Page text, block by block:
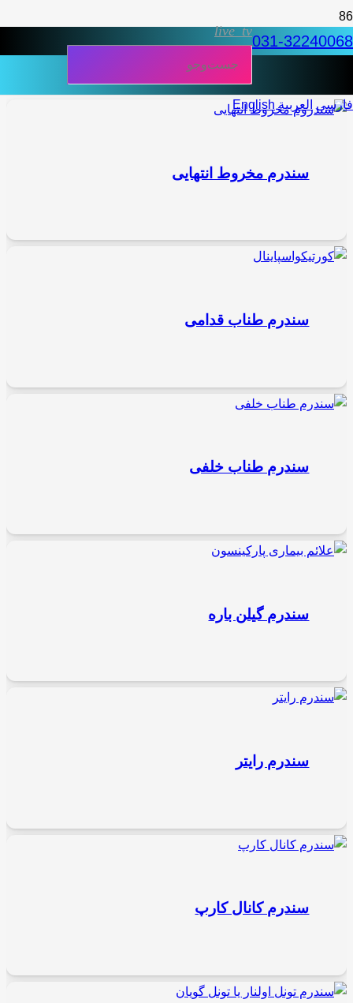
031-32240068
live_tv
فارسی العربية English
سندرم مخروط انتهایی
سندرم طناب قدامى
سندرم طناب خلفى
سندرم گیلن باره
سندرم رایتر
سندرم کانال کارپ